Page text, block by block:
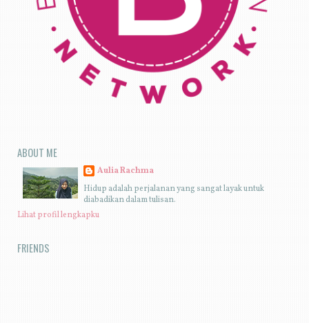
ABOUT ME
Aulia Rachma
Hidup adalah perjalanan yang sangat layak untuk
diabadikan dalam tulisan.
Lihat profil lengkapku
FRIENDS